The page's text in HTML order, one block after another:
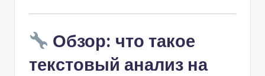
Обзор: что такое
текстовый анализ на